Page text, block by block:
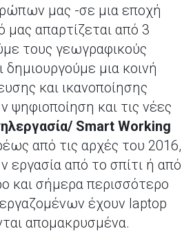
μας -σε μια εποχή
μας απαρτίζεται από 3
τους γεωγραφικούς
δημιουργούμε μια κοινή
και ικανοποίησης
ψηφιοποίηση και τις νέες
Smart Working
από τις αρχές του 2016,
εργασία από το σπίτι ή από
και σήμερα περισσότερο
έχουν laptop
απομακρυσμένα.